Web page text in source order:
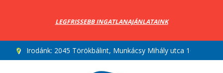
LEGFRISSEBB INGATLANAJÁNLATAINK
Irodánk: 2045 Törökbálint, Munkácsy Mihály utca 10.